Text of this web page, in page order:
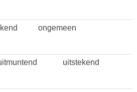
ongemeen
uitstekend